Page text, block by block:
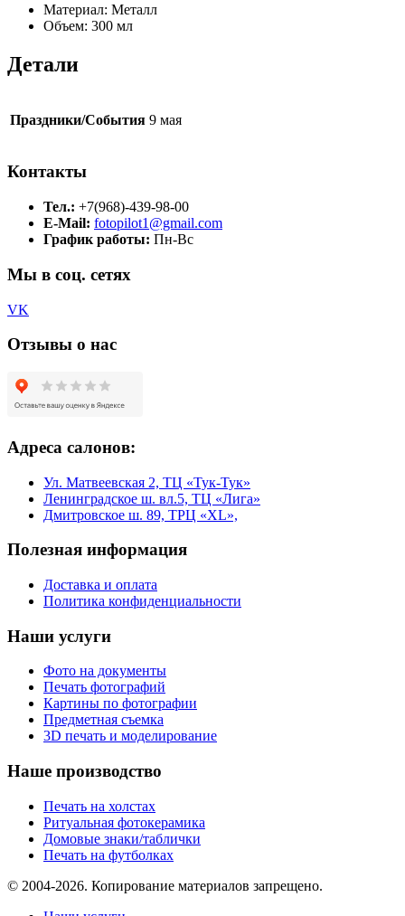
Материал: Металл
Объем: 300 мл
Детали
Праздники/События 9 мая
Контакты
Тел.: +7(968)-439-98-00
E-Mail: fotopilot1@gmail.com
График работы: Пн-Вс
Мы в соц. сетях
VK
Отзывы о нас
Адреса салонов:
Ул. Матвеевская 2, ТЦ «Тук-Тук»
Ленинградское ш. вл.5, ТЦ «Лига»
Дмитровское ш. 89, ТРЦ «XL»,
Полезная информация
Доставка и оплата
Политика конфиденциальности
Наши услуги
Фото на документы
Печать фотографий
Картины по фотографии
Предметная съемка
3D печать и моделирование
Наше производство
Печать на холстах
Ритуальная фотокерамика
Домовые знаки/таблички
Печать на футболках
© 2004-2026. Копирование материалов запрещено.